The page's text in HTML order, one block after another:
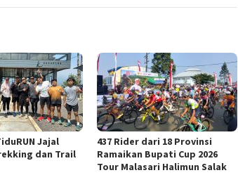
Jajal
dan Trail
437 Rider dari 18 Provinsi
Ramaikan Bupati Cup 2026
Tour Malasari Halimun Salak